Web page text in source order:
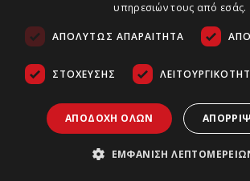
υπηρεσιών τους από εσάς.
ΑΠΟΛΎΤΩΣ ΑΠΑΡΑΊΤΗΤΑ
ΣΤΌΧΕΥΣΗΣ
ΑΠΟΔΟΧΉ ΌΛΩΝ
ΕΜΦΆΝΙΣΗ